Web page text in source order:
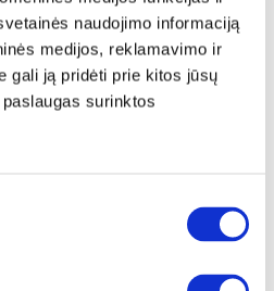
naudojimo informaciją
medijos, reklamavimo ir
gali ją pridėti prie kitos jūsų
surinktos
39cm
Kaina: